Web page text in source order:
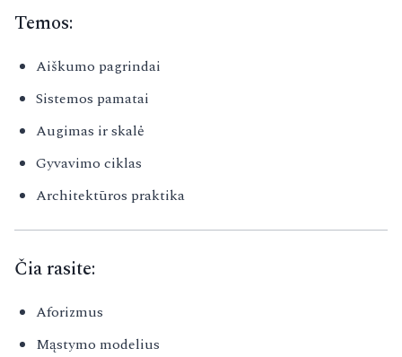
Temos:
Aiškumo pagrindai
Sistemos pamatai
Augimas ir skalė
Gyvavimo ciklas
Architektūros praktika
Čia rasite:
Aforizmus
Mąstymo modelius